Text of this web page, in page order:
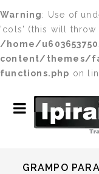
Warning: Use of
'cols' (this will throw
/home/
content/themes/
functions.php on
GRAMPO